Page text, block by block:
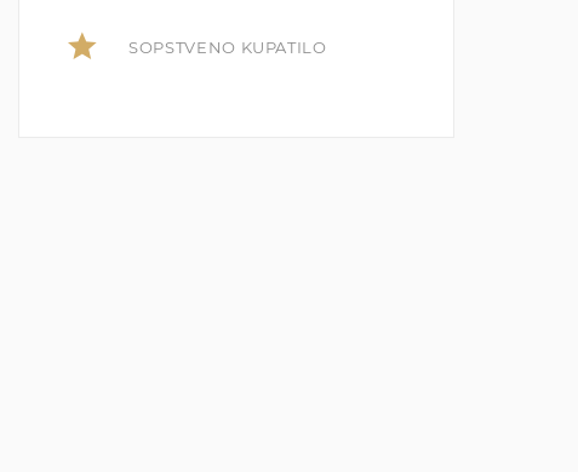
SOPSTVENO KUPATILO